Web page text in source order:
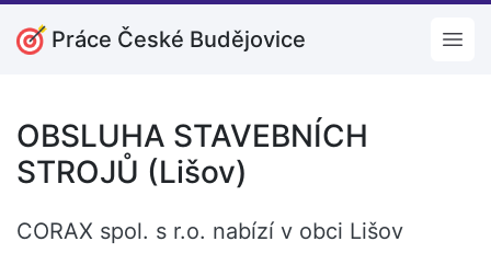
Práce České Budějovice
OBSLUHA STAVEBNÍCH
STROJŮ (Lišov)
CORAX spol. s r.o. nabízí v obci Lišov